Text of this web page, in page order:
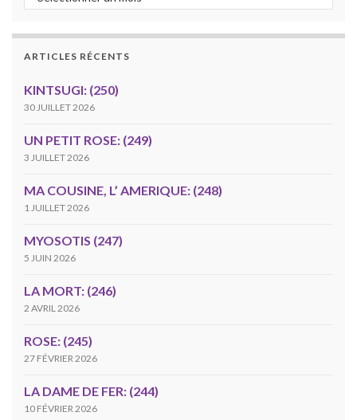
ARTICLES RÉCENTS
KINTSUGI: (250)
30 JUILLET 2026
UN PETIT ROSE: (249)
3 JUILLET 2026
MA COUSINE, L’ AMERIQUE: (248)
1 JUILLET 2026
MYOSOTIS (247)
5 JUIN 2026
LA MORT: (246)
2 AVRIL 2026
ROSE: (245)
27 FÉVRIER 2026
LA DAME DE FER: (244)
10 FÉVRIER 2026